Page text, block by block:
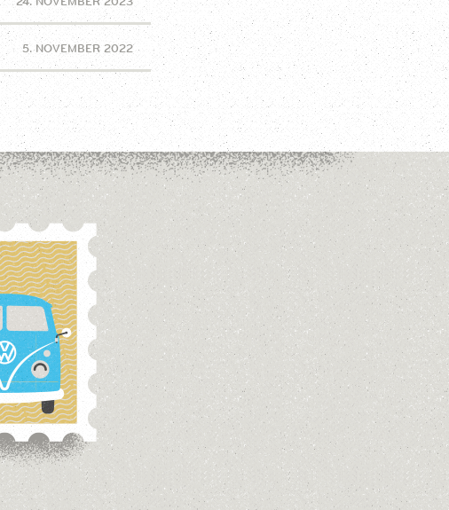
5. NOVEMBER 2022